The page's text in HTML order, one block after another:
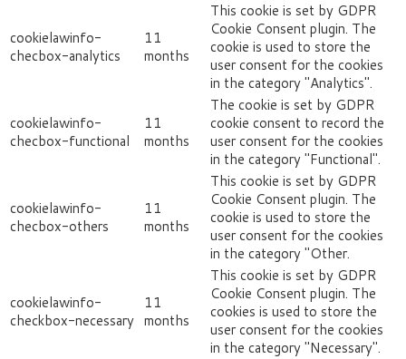
cookielawinfo-
checbox-analytics
11
months
This cookie is set by GDPR
Cookie Consent plugin. The
cookie is used to store the
user consent for the cookies
in the category "Analytics".
cookielawinfo-
checbox-functional
11
months
The cookie is set by GDPR
cookie consent to record the
user consent for the cookies
in the category "Functional".
cookielawinfo-
checbox-others
11
months
This cookie is set by GDPR
Cookie Consent plugin. The
cookie is used to store the
user consent for the cookies
in the category "Other.
cookielawinfo-
checkbox-necessary
11
months
This cookie is set by GDPR
Cookie Consent plugin. The
cookies is used to store the
user consent for the cookies
in the category "Necessary".